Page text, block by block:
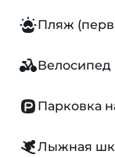
Пляж
Велосипед
Парковка
Лыжная